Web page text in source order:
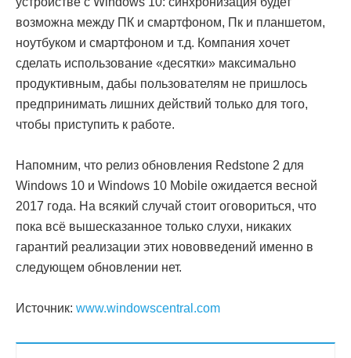
возможна между ПК и смартфоном, Пк и планшетом,
ноутбуком и смартфоном и т.д. Компания хочет
сделать использование «десятки» максимально
продуктивным, дабы пользователям не пришлось
предпринимать лишних действий только для того,
чтобы приступить к работе.
Напомним, что релиз обновления Redstone 2 для
Windows 10 и Windows 10 Mobile ожидается весной
2017 года. На всякий случай стоит оговориться, что
пока всё вышесказанное только слухи, никаких
гарантий реализации этих нововведений именно в
следующем обновлении нет.
Источник: www.windowscentral.com